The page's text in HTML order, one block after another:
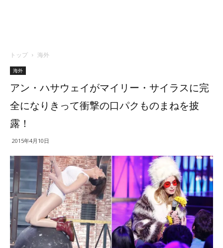
トップ 海外
海外
アン・ハサウェイがマイリー・サイラスに完
全になりきって衝撃の口パクものまねを披
露！
2015年4月10日